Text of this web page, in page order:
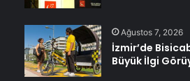
Ağustos 7, 2026
İzmir’de
Büyük İlgi